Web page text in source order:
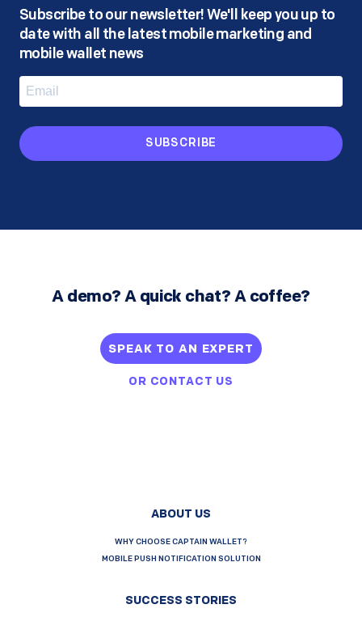
Subscribe to our newsletter! We'll keep you up to
date with all the latest mobile marketing and
mobile wallet news
SUBSCRIBE
A demo? A quick chat? A coffee?
SPEAK TO AN EXPERT
OR CONTACT US
ABOUT US
WHY CHOOSE CAPTAIN WALLET?
MOBILE PUSH NOTIFICATION SOLUTION
SUCCESS STORIES